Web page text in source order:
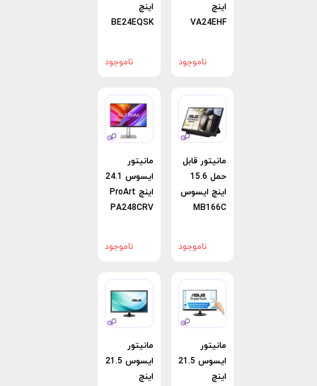
اینچ
VA24EHF
ناموجود
اینچ
BE24EQSK
ناموجود
مانیتور قابل
حمل 15.6
اینچ ایسوس
MB166C
ناموجود
مانیتور
ایسوس 24.1
اینچ ProArt
PA248CRV
ناموجود
مانیتور
ایسوس 21.5
اینچ
مانیتور
ایسوس 21.5
اینچ